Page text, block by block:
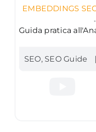
EMBEDDINGS
Guida pratica
SEO, SEO Guide